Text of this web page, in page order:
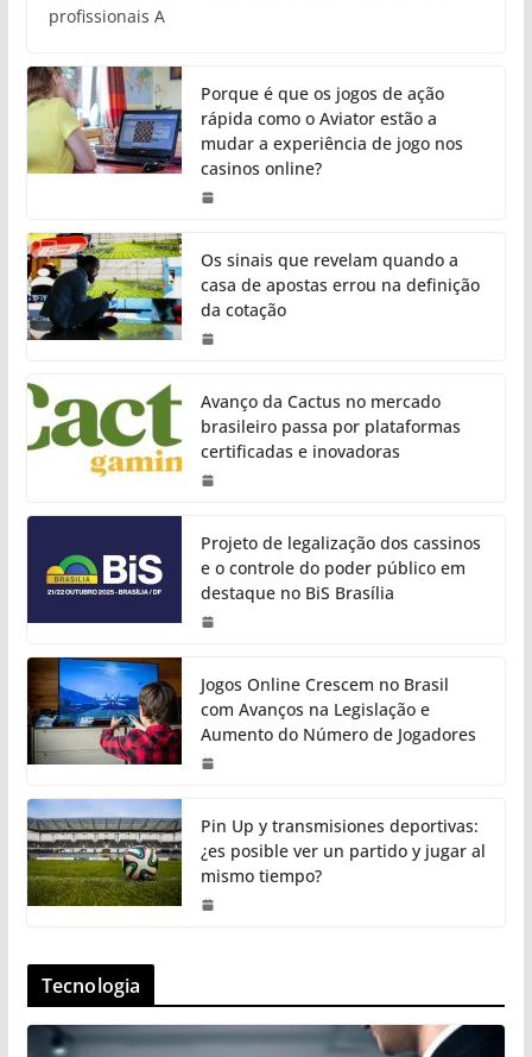
profissionais A
Porque é que os jogos de ação
rápida como o Aviator estão a
mudar a experiência de jogo nos
casinos online?
Os sinais que revelam quando a
casa de apostas errou na definição
da cotação
Avanço da Cactus no mercado
brasileiro passa por plataformas
certificadas e inovadoras
Projeto de legalização dos cassinos
e o controle do poder público em
destaque no BiS Brasília
Jogos Online Crescem no Brasil
com Avanços na Legislação e
Aumento do Número de Jogadores
Pin Up y transmisiones deportivas:
¿es posible ver un partido y jugar al
mismo tiempo?
Tecnologia